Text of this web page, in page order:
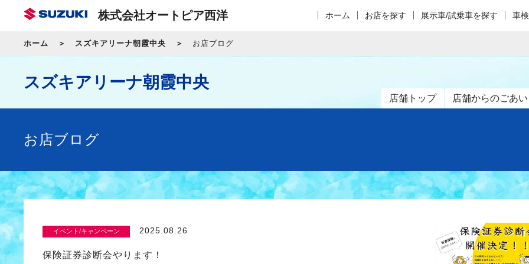
株式会社オートピア西洋 ホーム お店を探す 展示車/試乗車を探す 車
ホーム スズキアリーナ朝霞中央 お店ブログ
スズキアリーナ朝霞中央
店舗トップ 店舗からのごあ
お店ブログ
イベント/キャンペーン 2025.08.26
保険証券診断会やります！